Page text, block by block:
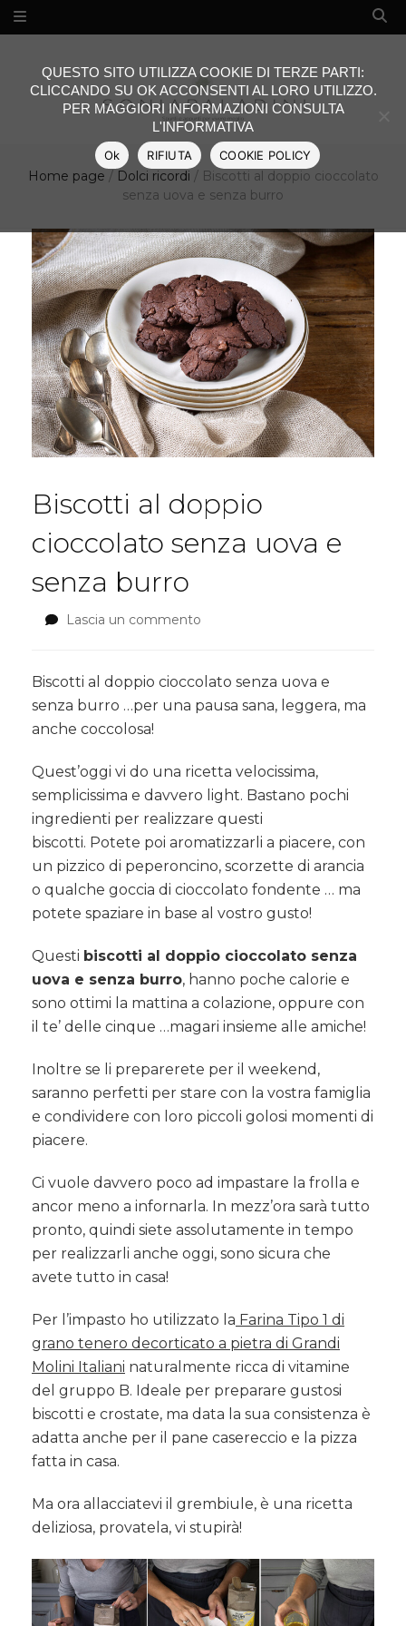
Home page / Dolci ricordi / Biscotti al doppio cioccolato
senza uova e senza burro
Biscotti al doppio
cioccolato senza uova e
senza burro
Lascia un commento
doppio
senza
senza
burro
Biscotti al doppio cioccolato senza uova e
senza burro …per una pausa sana, leggera, ma
anche coccolosa!
Quest’oggi vi do una ricetta velocissima,
semplicissima e davvero light. Bastano pochi
ingredienti per realizzare questi
biscotti. Potete poi aromatizzarli a piacere, con
un pizzico di peperoncino, scorzette di arancia
o qualche goccia di cioccolato fondente … ma
potete spaziare in base al vostro gusto!
Questi biscotti al doppio cioccolato senza
uova e senza burro, hanno poche calorie e
sono ottimi la mattina a colazione, oppure con
il te’ delle cinque …magari insieme alle amiche!
Inoltre se li preparerete per il weekend,
saranno perfetti per stare con la vostra famiglia
e condividere con loro piccoli golosi momenti di
piacere.
Ci vuole davvero poco ad impastare la frolla e
ancor meno a infornarla. In mezz’ora sarà tutto
pronto, quindi siete assolutamente in tempo
per realizzarli anche oggi, sono sicura che
avete tutto in casa!
Per l’impasto ho utilizzato la Farina Tipo 1 di
grano tenero decorticato a pietra di Grandi
Molini Italiani naturalmente ricca di vitamine
del gruppo B. Ideale per preparare gustosi
biscotti e crostate, ma data la sua consistenza è
adatta anche per il pane casereccio e la pizza
fatta in casa.
Ma ora allacciatevi il grembiule, è una ricetta
deliziosa, provatela, vi stupirà!
QUESTO SITO UTILIZZA COOKIE DI TERZE PARTI:
CLICCANDO SU OK ACCONSENTI AL LORO UTILIZZO.
PER MAGGIORI INFORMAZIONI CONSULTA
L'INFORMATIVA
Ok RIFIUTA COOKIE POLICY